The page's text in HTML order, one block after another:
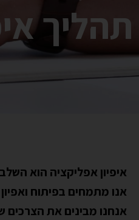
תהליך
איפיון אפליקציה הוא
אנו מתמחים בפיתוח ואפיון אפליקציות
אנחנו מבינים את הצרכים